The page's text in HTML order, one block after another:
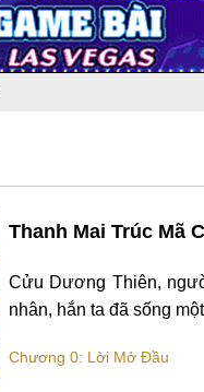
Thanh Mai Trúc Mã
Cửu Dương Thiên,
nhân, hắn ta đã sống
Chương 0: Lời Mở Đầu